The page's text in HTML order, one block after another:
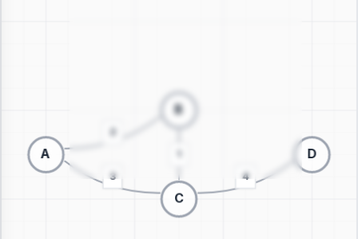
Ajuster à l'Écran
Passer à la visualisation 3D